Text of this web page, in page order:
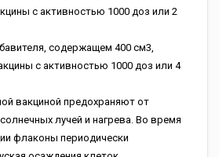
с активностью 1000 доз или 2
содержащем 400 см3,
с активностью 1000 доз или 4
вакциной предохраняют от
лучей и нагрева. Во время
флаконы периодически